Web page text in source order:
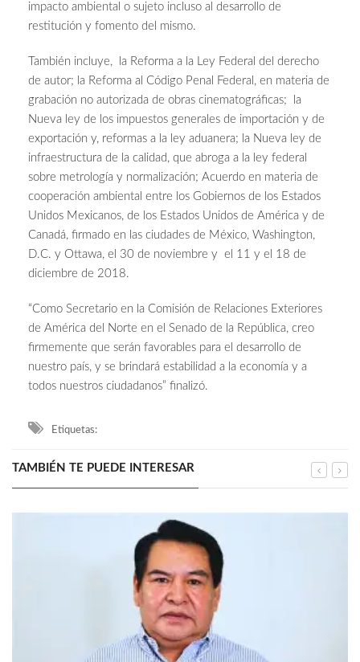
impacto ambiental o sujeto incluso al desarrollo de
restitución y fomento del mismo.
También incluye, la Reforma a la Ley Federal del derecho
de autor; la Reforma al Código Penal Federal, en materia de
grabación no autorizada de obras cinematográficas; la
Nueva ley de los impuestos generales de importación y de
exportación y, reformas a la ley aduanera; la Nueva ley de
infraestructura de la calidad, que abroga a la ley federal
sobre metrología y normalización; Acuerdo en materia de
cooperación ambiental entre los Gobiernos de los Estados
Unidos Mexicanos, de los Estados Unidos de América y de
Canadá, firmado en las ciudades de México, Washington,
D.C. y Ottawa, el 30 de noviembre y el 11 y el 18 de
diciembre de 2018.
“Como Secretario en la Comisión de Relaciones Exteriores
de América del Norte en el Senado de la República, creo
firmemente que serán favorables para el desarrollo de
nuestro país, y se brindará estabilidad a la economía y a
todos nuestros ciudadanos” finalizó.
Etiquetas:
TAMBIÉN TE PUEDE INTERESAR